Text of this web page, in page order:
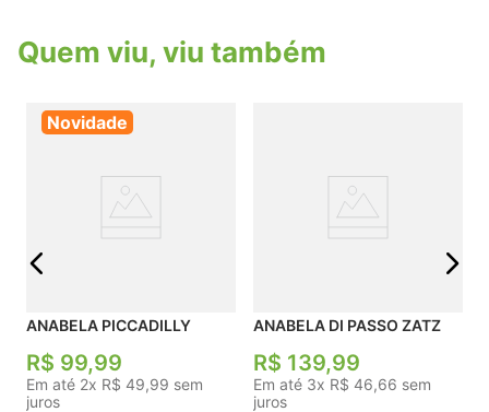
bactericida e macio que reduz o atrito e previne o
surgimento de bolhas.
Quem viu, viu também
Novidade
ANABELA PICCADILLY
R$ 99,99
Em até 2x R$ 49,99 sem
juros
ANABELA DI PASSO ZATZ
R$ 139,99
Em até 3x R$ 46,66 sem
juros